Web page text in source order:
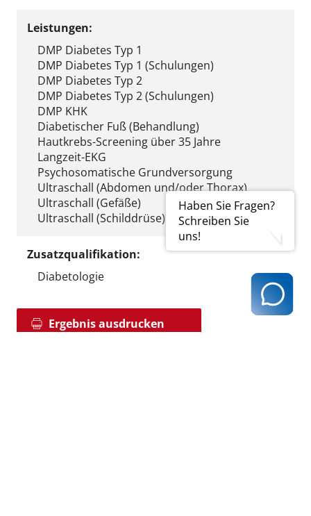
Haben Sie Fragen?
Schreiben Sie
uns!
Leistungen:
DMP Diabetes Typ 1
DMP Diabetes Typ 1 (Schulungen)
DMP Diabetes Typ 2
DMP Diabetes Typ 2 (Schulungen)
DMP KHK
Diabetischer Fuß (Behandlung)
Hautkrebs-Screening über 35 Jahre
Langzeit-EKG
Psychosomatische Grundversorgung
Ultraschall (Abdomen und/oder Thorax)
Ultraschall (Gefäße)
Ultraschall (Schilddrüse)
Zusatzqualifikation:
Diabetologie
Ergebnis ausdrucken